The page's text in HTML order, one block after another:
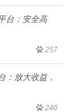
台：安全高
257
：放大收益，
240